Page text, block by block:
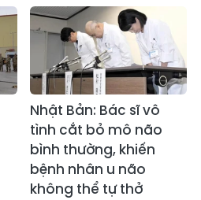
Nhật Bản: Bác sĩ vô
tình cắt bỏ mô não
bình thường, khiến
bệnh nhân u não
không thể tự thở